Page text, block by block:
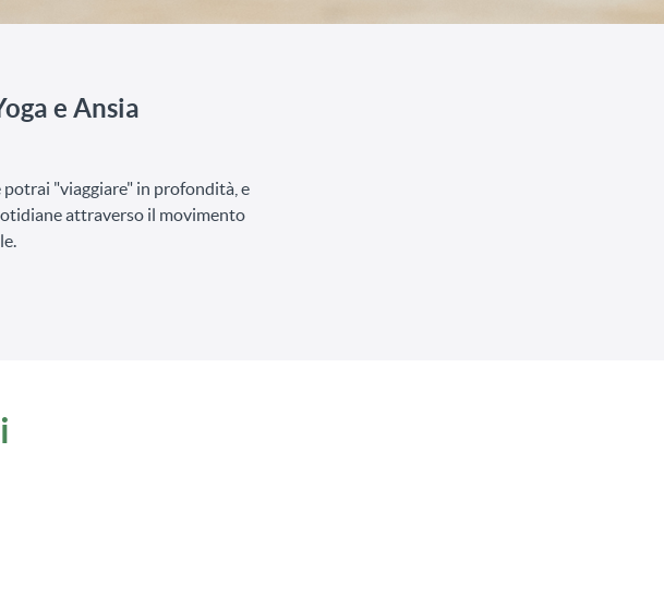
e Ansia
potrai "viaggiare" in profondità, e
attraverso il movimento